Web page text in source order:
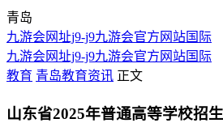
青岛
九游会网址j9-j9九游会官方网站国际
九游会网址j9-j9九游会官方网站国际
教育 青岛教育资讯 正文
山东省2025年普通高等学校招